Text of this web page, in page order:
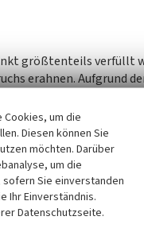
größtenteils verfüllt
erahnen. Aufgrund
Würden 2 undWürden 3
Ende noch
ist. Der Abbau kann
kaum noch
in das Felsenthal
waren nicht
um die
Diesen können Sie
möchten. Darüber
um die
Sie einverstanden
Ihr Einverständnis.
Datenschutzseite.